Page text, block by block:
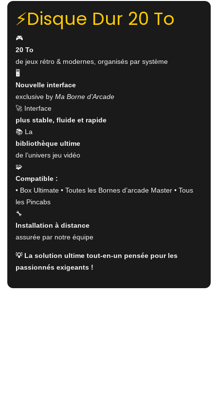
Note
sur 5⚡️Disque Dur 20 To
🎮
20 To
de jeux rétro & modernes, organisés par système
🖥️
Nouvelle interface
exclusive by Ma Borne d’Arcade
🚀 Interface
plus stable, fluide et rapide
📚 La
bibliothèque ultime
de l’univers jeu vidéo
🧩
Compatible :
• Box Ultimate • Toutes les Bornes d’arcade Master • Tous
les Pincabs
🔧
Installation à distance
assurée par notre équipe
💡 La solution ultime tout-en-un pensée pour les
passionnés exigeants !